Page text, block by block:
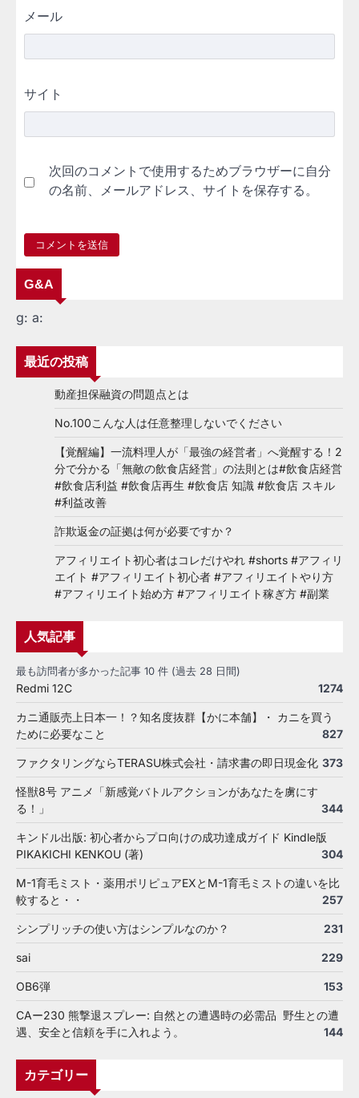
メール
サイト
次回のコメントで使用するためブラウザーに自分
の名前、メールアドレス、サイトを保存する。
G&A
g: a:
最近の投稿
動産担保融資の問題点とは
No.100こんな人は任意整理しないでください
【覚醒編】一流料理人が「最強の経営者」へ覚醒する！2
分で分かる「無敵の飲食店経営」の法則とは#飲食店経営
#飲食店利益 #飲食店再生 #飲食店 知識 #飲食店 スキル
#利益改善
詐欺返金の証拠は何が必要ですか？
アフィリエイト初心者はコレだけやれ #shorts #アフィリ
エイト #アフィリエイト初心者 #アフィリエイトやり方
#アフィリエイト始め方 #アフィリエイト稼ぎ方 #副業
人気記事
最も訪問者が多かった記事 10 件 (過去 28 日間)
Redmi 12C 1274
カニ通販売上日本一！？知名度抜群【かに本舗】・ カニを買う
ために必要なこと
827
ファクタリングならTERASU株式会社・請求書の即日現金化 373
怪獣8号 アニメ「新感覚バトルアクションがあなたを虜にす
る！」
344
キンドル出版: 初心者からプロ向けの成功達成ガイド Kindle版
PIKAKICHI KENKOU (著)
304
M-1育毛ミスト・薬用ポリピュアEXとM-1育毛ミストの違いを比
較すると・・
257
シンプリッチの使い方はシンプルなのか？ 231
sai 229
OB6弾 153
CAー230 熊撃退スプレー: 自然との遭遇時の必需品 野生との遭
遇、安全と信頼を手に入れよう。
144
カテゴリー